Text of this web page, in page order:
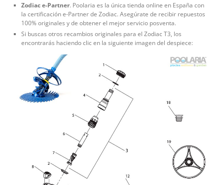
Zodiac e-Partner. Poolaria es la única tienda online en España con
la certificación e-Partner de Zodiac. Asegúrate de recibir repuestos
100% originales y de obtener el mejor servicio posventa.
Si buscas otros recambios originales para el Zodiac T3, los
encontrarás haciendo clic en la siguiente imagen del despiece: